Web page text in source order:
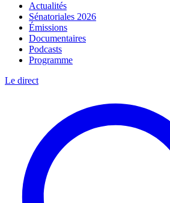
Actualités
Sénatoriales 2026
Émissions
Documentaires
Podcasts
Programme
Le direct